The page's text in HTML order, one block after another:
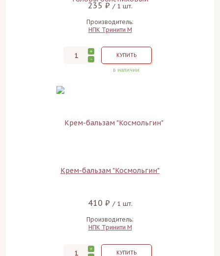
235 ₽ / 1 шт.
Производитель:
НПК Тринити М
+
-
КУПИТЬ
в наличии
Крем-бальзам "Космольгин"
410 ₽ / 1 шт.
Производитель:
НПК Тринити М
+
КУПИТЬ